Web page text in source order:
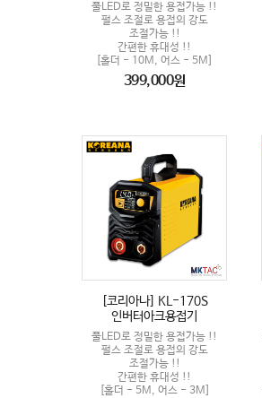
풀LED로 정밀한 용접가능 !!
펄스 조절로 용접의 강도
조절가능 !!
간편한 휴대성 !!
[홀더 - 10M, 어스 - 5M]
399,000원
[코리아나] KL-170S
인버터아크용접기
풀LED로 정밀한 용접가능 !!
펄스 조절로 용접의 강도
조절가능 !!
간편한 휴대성 !!
[홀더 - 5M, 어스 - 3M]